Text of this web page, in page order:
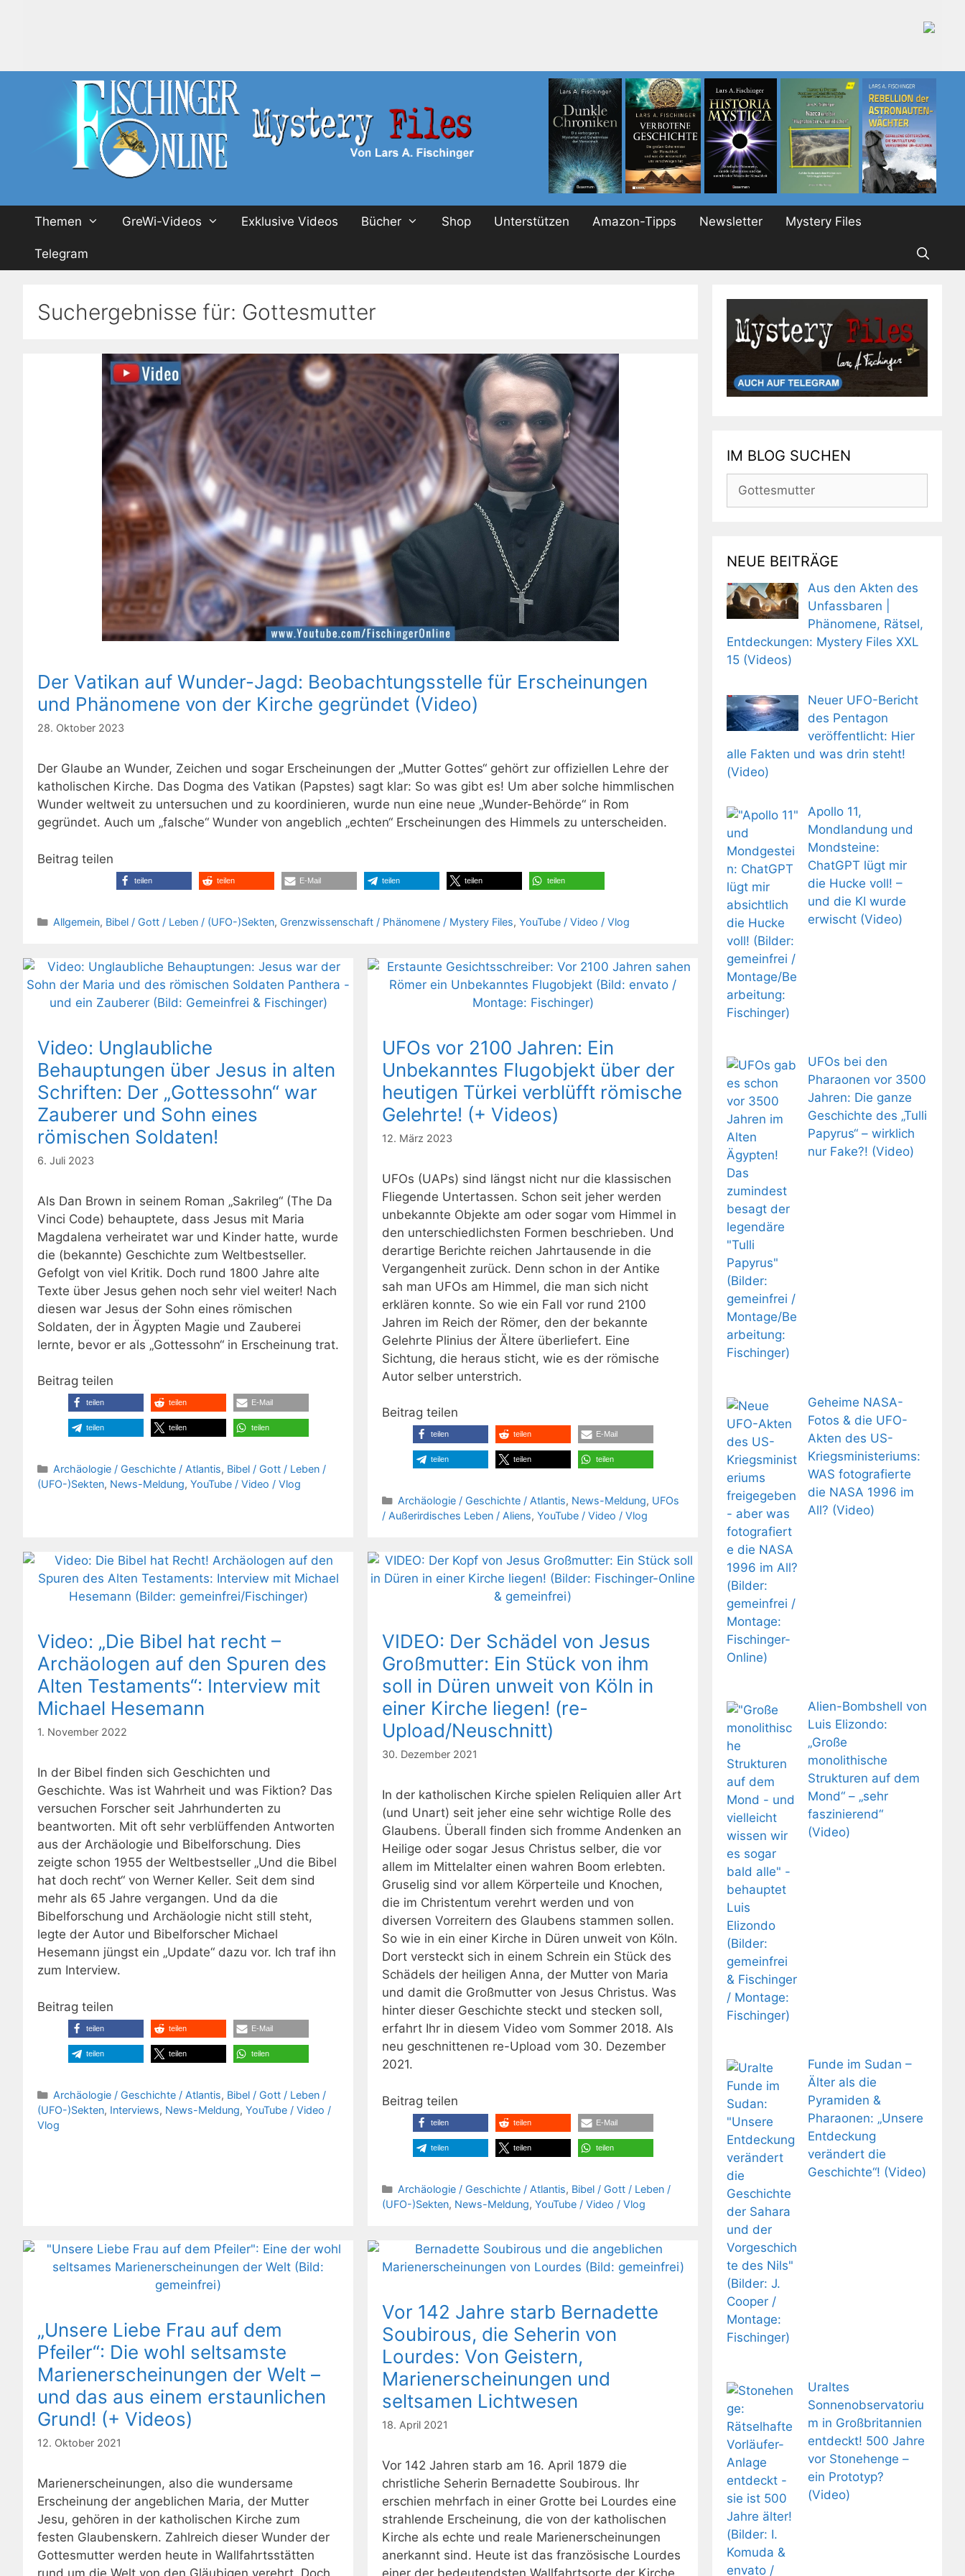
Themen GreWi-Videos Exklusive Videos Bücher Shop Unterstützen Amazon-Tipps Newsletter Mystery Files
Telegram
Suchergebnisse für: Gottesmutter
Der Vatikan auf Wunder-Jagd: Beobachtungsstelle für Erscheinungen
und Phänomene von der Kirche gegründet (Video)
28. Oktober 2023
Der Glaube an Wunder, Zeichen und sogar Erscheinungen der „Mutter Gottes“ gehört zur offiziellen Lehre der
katholischen Kirche. Das Dogma des Vatikan (Papstes) sagt klar: So was gibt es! Um aber solche himmlischen
Wunder weltweit zu untersuchen und zu koordinieren, wurde nun eine neue „Wunder-Behörde“ in Rom
gegründet. Auch um „falsche“ Wunder von angeblich „echten“ Erscheinungen des Himmels zu unterscheiden.
Beitrag teilen
teilen teilen E-Mail teilen teilen teilen
Kategorien
Allgemein, Bibel / Gott / Leben / (UFO-)Sekten, Grenzwissenschaft / Phänomene / Mystery Files, YouTube / Video / Vlog
Video: Unglaubliche
Behauptungen über Jesus in alten
Schriften: Der „Gottessohn“ war
Zauberer und Sohn eines
römischen Soldaten!
6. Juli 2023
Als Dan Brown in seinem Roman „Sakrileg“ (The Da
Vinci Code) behauptete, dass Jesus mit Maria
Magdalena verheiratet war und Kinder hatte, wurde
die (bekannte) Geschichte zum Weltbestseller.
Gefolgt von viel Kritik. Doch rund 1800 Jahre alte
Texte über Jesus gehen noch sehr viel weiter! Nach
diesen war Jesus der Sohn eines römischen
Soldaten, der in Ägypten Magie und Zauberei
lernte, bevor er als „Gottessohn“ in Erscheinung trat.
Beitrag teilen
teilen teilen E-Mail
teilen teilen teilen
Kategorien
Archäologie / Geschichte / Atlantis, Bibel / Gott / Leben /
(UFO-)Sekten, News-Meldung, YouTube / Video / Vlog
UFOs vor 2100 Jahren: Ein
Unbekanntes Flugobjekt über der
heutigen Türkei verblüfft römische
Gelehrte! (+ Videos)
12. März 2023
UFOs (UAPs) sind längst nicht nur die klassischen
Fliegende Untertassen. Schon seit jeher werden
unbekannte Objekte am oder sogar vom Himmel in
den unterschiedlichsten Formen beschrieben. Und
derartige Berichte reichen Jahrtausende in die
Vergangenheit zurück. Denn schon in der Antike
sah man UFOs am Himmel, die man sich nicht
erklären konnte. So wie ein Fall vor rund 2100
Jahren im Reich der Römer, den der bekannte
Gelehrte Plinius der Ältere überliefert. Eine
Sichtung, die heraus sticht, wie es der römische
Autor selber unterstrich.
Beitrag teilen
teilen teilen E-Mail
teilen teilen teilen
Kategorien
Archäologie / Geschichte / Atlantis, News-Meldung, UFOs
/ Außerirdisches Leben / Aliens, YouTube / Video / Vlog
Video: „Die Bibel hat recht –
Archäologen auf den Spuren des
Alten Testaments“: Interview mit
Michael Hesemann
1. November 2022
In der Bibel finden sich Geschichten und
Geschichte. Was ist Wahrheit und was Fiktion? Das
versuchen Forscher seit Jahrhunderten zu
beantworten. Mit oft sehr verblüffenden Antworten
aus der Archäologie und Bibelforschung. Dies
zeigte schon 1955 der Weltbestseller „Und die Bibel
hat doch recht“ von Werner Keller. Seit dem sind
mehr als 65 Jahre vergangen. Und da die
Bibelforschung und Archäologie nicht still steht,
legte der Autor und Bibelforscher Michael
Hesemann jüngst ein „Update“ dazu vor. Ich traf ihn
zum Interview.
Beitrag teilen
teilen teilen E-Mail
teilen teilen teilen
Kategorien
Archäologie / Geschichte / Atlantis, Bibel / Gott / Leben /
(UFO-)Sekten, Interviews, News-Meldung, YouTube / Video /
Vlog
VIDEO: Der Schädel von Jesus
Großmutter: Ein Stück von ihm
soll in Düren unweit von Köln in
einer Kirche liegen! (re-
Upload/Neuschnitt)
30. Dezember 2021
In der katholischen Kirche spielen Reliquien aller Art
(und Unart) seit jeher eine sehr wichtige Rolle des
Glaubens. Überall finden sich fromme Andenken an
Heilige oder sogar Jesus Christus selber, die vor
allem im Mittelalter einen wahren Boom erlebten.
Gruselig sind vor allem Körperteile und Knochen,
die im Christentum verehrt werden und von
diversen Vorreitern des Glaubens stammen sollen.
So wie in ein einer Kirche in Düren unweit von Köln.
Dort versteckt sich in einem Schrein ein Stück des
Schädels der heiligen Anna, der Mutter von Maria
und damit die Großmutter von Jesus Christus. Was
hinter dieser Geschichte steckt und stecken soll,
erfahrt Ihr in diesem Video vom Sommer 2018. Als
neu geschnittenen re-Upload vom 30. Dezember
2021.
Beitrag teilen
teilen teilen E-Mail
teilen teilen teilen
Kategorien
Archäologie / Geschichte / Atlantis, Bibel / Gott / Leben /
(UFO-)Sekten, News-Meldung, YouTube / Video / Vlog
„Unsere Liebe Frau auf dem
Pfeiler“: Die wohl seltsamste
Marienerscheinungen der Welt –
und das aus einem erstaunlichen
Grund! (+ Videos)
12. Oktober 2021
Marienerscheinungen, also die wundersame
Erscheinung der angeblichen Maria, der Mutter
Jesu, gehören in der katholischen Kirche zum
festen Glaubenskern. Zahlreich dieser Wunder der
Gottesmutter werden heute in Wallfahrtsstätten
Vor 142 Jahre starb Bernadette
Soubirous, die Seherin von
Lourdes: Von Geistern,
Marienerscheinungen und
seltsamen Lichtwesen
18. April 2021
Vor 142 Jahren starb am 16. April 1879 die
christliche Seherin Bernadette Soubirous. Ihr
erschien mehrfach in einer Grotte bei Lourdes eine
strahlende Erscheinung, die von der katholischen
Kirche als echte und reale Marienerscheinungen
anerkannt sind. Heute ist das französische Lourdes
IM BLOG SUCHEN
Suchen
NEUE BEITRÄGE
Aus den Akten des
Unfassbaren |
Phänomene, Rätsel,
Entdeckungen: Mystery Files XXL
15 (Videos)
Neuer UFO-Bericht
des Pentagon
veröffentlicht: Hier
alle Fakten und was drin steht!
(Video)
Apollo 11,
Mondlandung und
Mondsteine:
ChatGPT lügt mir
die Hucke voll! –
und die KI wurde
erwischt (Video)
UFOs bei den
Pharaonen vor 3500
Jahren: Die ganze
Geschichte des „Tulli
Papyrus“ – wirklich
nur Fake?! (Video)
Geheime NASA-
Fotos & die UFO-
Akten des US-
Kriegsministeriums:
WAS fotografierte
die NASA 1996 im
All? (Video)
Alien-Bombshell von
Luis Elizondo:
„Große
monolithische
Strukturen auf dem
Mond“ – „sehr
faszinierend“
(Video)
Funde im Sudan –
Älter als die
Pyramiden &
Pharaonen: „Unsere
Entdeckung
verändert die
Geschichte“! (Video)
Uraltes
Sonnenobservatoriu
m in Großbritannien
entdeckt! 500 Jahre
vor Stonehenge –
ein Prototyp?
(Video)